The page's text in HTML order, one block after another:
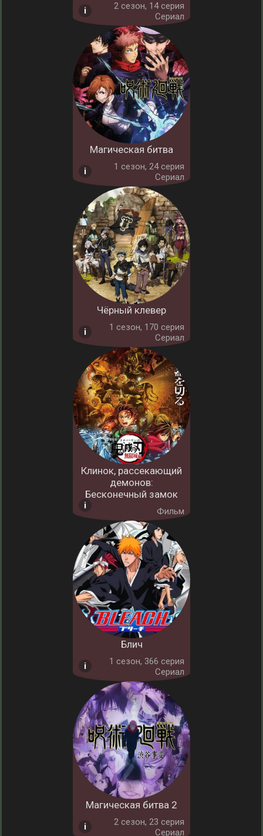
2 cезон, 14 серия
Сериал
Магическая битва
1 cезон, 24 серия
Сериал
Чёрный клевер
1 cезон, 170 серия
Сериал
Клинок, рассекающий
демонов:
Бесконечный замок
Фильм
Блич
1 cезон, 366 серия
Сериал
Магическая битва 2
2 cезон, 23 серия
Сериал